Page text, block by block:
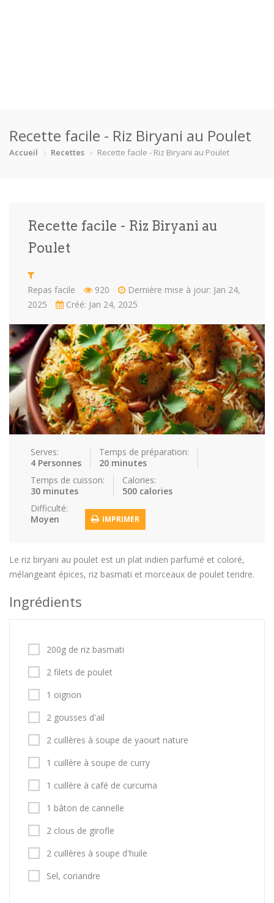
Catégories
Gâteaux Pain Pâtes
Repas faci… Salade Snakes Souchi
Soupes St valenti…
Viande
Recettes
Conseils et astuces
Nous contacter
Connexion / Inscription
Recette facile - Riz Biryani au Poulet
Accueil Recettes Recette facile - Riz Biryani au Poulet
Recette facile - Riz Biryani au
Poulet
Repas facile 920
Dernière mise à jour: Jan 24,
2025
Créé: Jan 24, 2025
Serves:
4 Personnes
Temps de préparation:
20 minutes
Temps de cuisson:
30 minutes
Calories:
500 calories
Difficulté:
Moyen
IMPRIMER
Le riz biryani au poulet est un plat indien parfumé et coloré,
mélangeant épices, riz basmati et morceaux de poulet tendre.
Ingrédients
200g de riz basmati
2 filets de poulet
1 oignon
2 gousses d'ail
2 cuillères à soupe de yaourt nature
1 cuillère à soupe de curry
1 cuillère à café de curcuma
1 bâton de cannelle
2 clous de girofle
2 cuillères à soupe d'huile
Sel, coriandre